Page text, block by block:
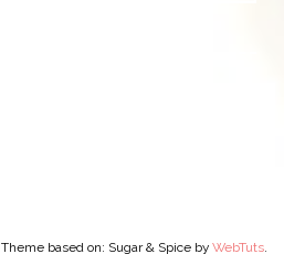
Theme based on: Sugar & Spice by WebTuts.